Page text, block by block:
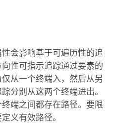
会影响基于可遍历性的追
性可指示追踪通过要素的
从一个终端入，然后从另
分别从这两个终端进出。
端之间都存在路径。要限
义有效路径。